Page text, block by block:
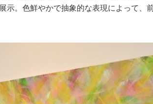
示。色鮮やかで抽象的な表現によって、